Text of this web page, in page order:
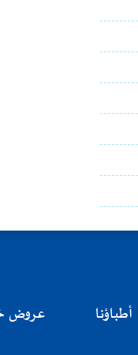
أطباؤنا
عروض